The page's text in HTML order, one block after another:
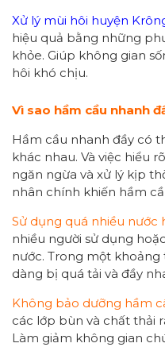
Xử lý mùi hôi huyện
hiệu quả bằng những
khỏe. Giúp không gian
hôi khó chịu.
Vì sao hầm cầu nhanh
Hầm cầu nhanh đầy có
khác nhau. Và việc hiểu
ngăn ngừa và xử lý kịp
nhân chính khiến hầm
Sử dụng quá nhiều nước
nhiều người sử dụng
nước. Trong một khoảng
dàng bị quá tải và đầy
Không bảo dưỡng hầm
các lớp bùn và chất thải
Làm giảm không gian